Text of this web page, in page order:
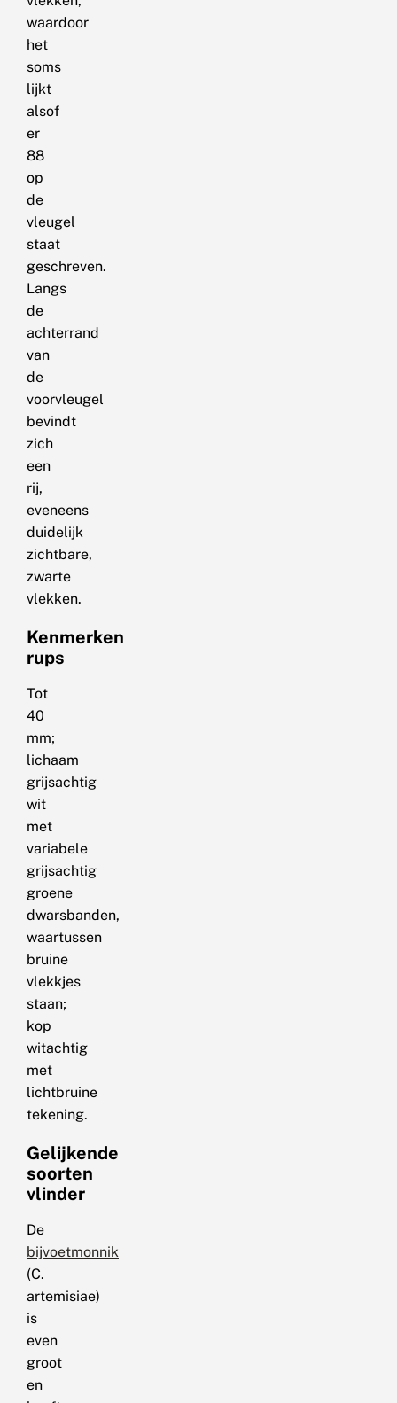
waardoor
het
soms
lijkt
alsof
er
88
op
de
vleugel
staat
geschreven.
Langs
de
achterrand
van
de
voorvleugel
bevindt
zich
een
rij,
eveneens
duidelijk
zichtbare,
zwarte
vlekken.
Kenmerken
rups
Tot
40
mm;
lichaam
grijsachtig
wit
met
variabele
grijsachtig
groene
dwarsbanden,
waartussen
bruine
vlekkjes
staan;
kop
witachtig
met
lichtbruine
tekening.
Gelijkende
soorten
vlinder
De
bijvoetmonnik
(C.
artemisiae)
is
even
groot
en